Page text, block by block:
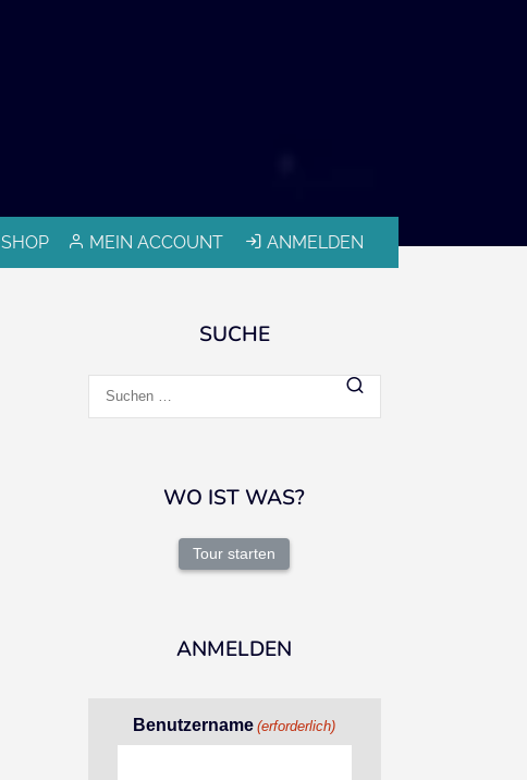
MEIN ACCOUNT ANMELDEN
SHOP
SUCHE
nach:
WO IST WAS?
Tour starten
ANMELDEN
Benutzername (erforderlich)